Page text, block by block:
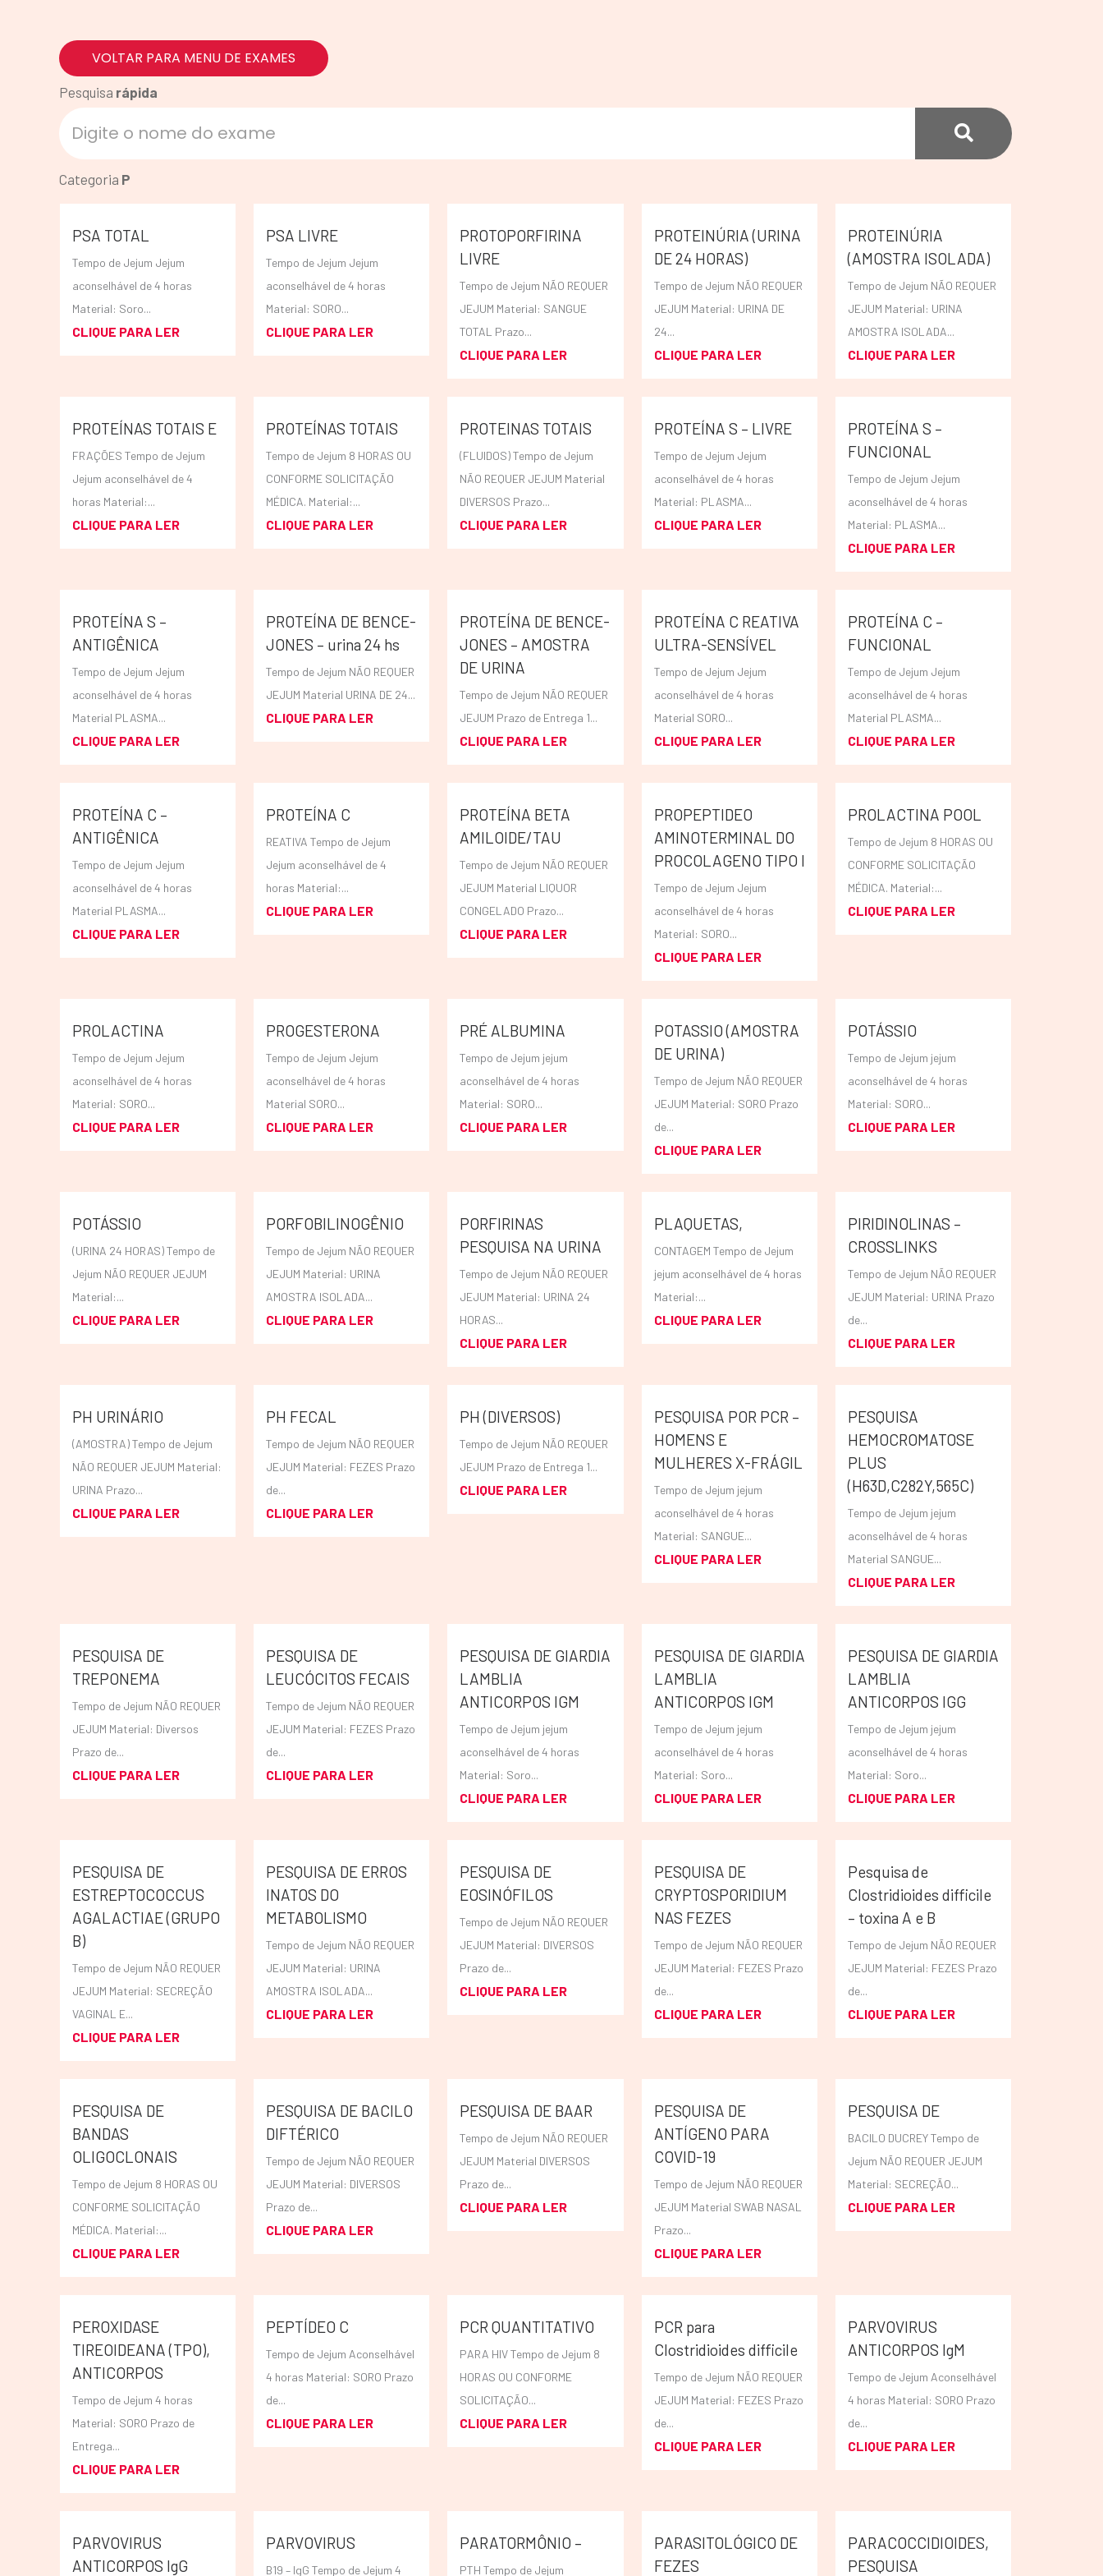
VOLTAR PARA MENU DE EXAMES
Pesquisa rápida
Categoria P
PSA TOTAL
Tempo de Jejum Jejum
aconselhável de 4 horas
Material: Soro...
CLIQUE PARA LER
PSA LIVRE
Tempo de Jejum Jejum
aconselhável de 4 horas
Material: SORO...
CLIQUE PARA LER
PROTOPORFIRINA
LIVRE
Tempo de Jejum NÃO REQUER
JEJUM Material: SANGUE
TOTAL Prazo...
CLIQUE PARA LER
PROTEINÚRIA (URINA
DE 24 HORAS)
Tempo de Jejum NÃO REQUER
JEJUM Material: URINA DE
24...
CLIQUE PARA LER
PROTEINÚRIA
(AMOSTRA ISOLADA)
Tempo de Jejum NÃO REQUER
JEJUM Material: URINA
AMOSTRA ISOLADA...
CLIQUE PARA LER
PROTEÍNAS TOTAIS E
FRAÇÕES Tempo de Jejum
Jejum aconselhável de 4
horas Material:...
CLIQUE PARA LER
PROTEÍNAS TOTAIS
Tempo de Jejum 8 HORAS OU
CONFORME SOLICITAÇÃO
MÉDICA. Material:...
CLIQUE PARA LER
PROTEINAS TOTAIS
(FLUIDOS) Tempo de Jejum
NÃO REQUER JEJUM Material
DIVERSOS Prazo...
CLIQUE PARA LER
PROTEÍNA S – LIVRE
Tempo de Jejum Jejum
aconselhável de 4 horas
Material: PLASMA...
CLIQUE PARA LER
PROTEÍNA S –
FUNCIONAL
Tempo de Jejum Jejum
aconselhável de 4 horas
Material: PLASMA...
CLIQUE PARA LER
PROTEÍNA S –
ANTIGÊNICA
Tempo de Jejum Jejum
aconselhável de 4 horas
Material PLASMA...
CLIQUE PARA LER
PROTEÍNA DE BENCE-
JONES – urina 24 hs
Tempo de Jejum NÃO REQUER
JEJUM Material URINA DE 24...
CLIQUE PARA LER
PROTEÍNA DE BENCE-
JONES – AMOSTRA
DE URINA
Tempo de Jejum NÃO REQUER
JEJUM Prazo de Entrega 1...
CLIQUE PARA LER
PROTEÍNA C REATIVA
ULTRA-SENSÍVEL
Tempo de Jejum Jejum
aconselhável de 4 horas
Material SORO...
CLIQUE PARA LER
PROTEÍNA C –
FUNCIONAL
Tempo de Jejum Jejum
aconselhável de 4 horas
Material PLASMA...
CLIQUE PARA LER
PROTEÍNA C –
ANTIGÊNICA
Tempo de Jejum Jejum
aconselhável de 4 horas
Material PLASMA...
CLIQUE PARA LER
PROTEÍNA C
REATIVA Tempo de Jejum
Jejum aconselhável de 4
horas Material:...
CLIQUE PARA LER
PROTEÍNA BETA
AMILOIDE/TAU
Tempo de Jejum NÃO REQUER
JEJUM Material LIQUOR
CONGELADO Prazo...
CLIQUE PARA LER
PROPEPTIDEO
AMINOTERMINAL DO
PROCOLAGENO TIPO I
Tempo de Jejum Jejum
aconselhável de 4 horas
Material: SORO...
CLIQUE PARA LER
PROLACTINA POOL
Tempo de Jejum 8 HORAS OU
CONFORME SOLICITAÇÃO
MÉDICA. Material:...
CLIQUE PARA LER
PROLACTINA
Tempo de Jejum Jejum
aconselhável de 4 horas
Material: SORO...
CLIQUE PARA LER
PROGESTERONA
Tempo de Jejum Jejum
aconselhável de 4 horas
Material SORO...
CLIQUE PARA LER
PRÉ ALBUMINA
Tempo de Jejum jejum
aconselhável de 4 horas
Material: SORO...
CLIQUE PARA LER
POTASSIO (AMOSTRA
DE URINA)
Tempo de Jejum NÃO REQUER
JEJUM Material: SORO Prazo
de...
CLIQUE PARA LER
POTÁSSIO
Tempo de Jejum jejum
aconselhável de 4 horas
Material: SORO...
CLIQUE PARA LER
POTÁSSIO
(URINA 24 HORAS) Tempo de
Jejum NÃO REQUER JEJUM
Material:...
CLIQUE PARA LER
PORFOBILINOGÊNIO
Tempo de Jejum NÃO REQUER
JEJUM Material: URINA
AMOSTRA ISOLADA...
CLIQUE PARA LER
PORFIRINAS
PESQUISA NA URINA
Tempo de Jejum NÃO REQUER
JEJUM Material: URINA 24
HORAS...
CLIQUE PARA LER
PLAQUETAS,
CONTAGEM Tempo de Jejum
jejum aconselhável de 4 horas
Material:...
CLIQUE PARA LER
PIRIDINOLINAS –
CROSSLINKS
Tempo de Jejum NÃO REQUER
JEJUM Material: URINA Prazo
de...
CLIQUE PARA LER
PH URINÁRIO
(AMOSTRA) Tempo de Jejum
NÃO REQUER JEJUM Material:
URINA Prazo...
CLIQUE PARA LER
PH FECAL
Tempo de Jejum NÃO REQUER
JEJUM Material: FEZES Prazo
de...
CLIQUE PARA LER
PH (DIVERSOS)
Tempo de Jejum NÃO REQUER
JEJUM Prazo de Entrega 1...
CLIQUE PARA LER
PESQUISA POR PCR –
HOMENS E
MULHERES X-FRÁGIL
Tempo de Jejum jejum
aconselhável de 4 horas
Material: SANGUE...
CLIQUE PARA LER
PESQUISA
HEMOCROMATOSE
PLUS
(H63D,C282Y,565C)
Tempo de Jejum jejum
aconselhável de 4 horas
Material SANGUE...
CLIQUE PARA LER
PESQUISA DE
TREPONEMA
Tempo de Jejum NÃO REQUER
JEJUM Material: Diversos
Prazo de...
CLIQUE PARA LER
PESQUISA DE
LEUCÓCITOS FECAIS
Tempo de Jejum NÃO REQUER
JEJUM Material: FEZES Prazo
de...
CLIQUE PARA LER
PESQUISA DE GIARDIA
LAMBLIA
ANTICORPOS IGM
Tempo de Jejum jejum
aconselhável de 4 horas
Material: Soro...
CLIQUE PARA LER
PESQUISA DE GIARDIA
LAMBLIA
ANTICORPOS IGM
Tempo de Jejum jejum
aconselhável de 4 horas
Material: Soro...
CLIQUE PARA LER
PESQUISA DE GIARDIA
LAMBLIA
ANTICORPOS IGG
Tempo de Jejum jejum
aconselhável de 4 horas
Material: Soro...
CLIQUE PARA LER
PESQUISA DE
ESTREPTOCOCCUS
AGALACTIAE (GRUPO
B)
Tempo de Jejum NÃO REQUER
JEJUM Material: SECREÇÃO
VAGINAL E...
CLIQUE PARA LER
PESQUISA DE ERROS
INATOS DO
METABOLISMO
Tempo de Jejum NÃO REQUER
JEJUM Material: URINA
AMOSTRA ISOLADA...
CLIQUE PARA LER
PESQUISA DE
EOSINÓFILOS
Tempo de Jejum NÃO REQUER
JEJUM Material: DIVERSOS
Prazo de...
CLIQUE PARA LER
PESQUISA DE
CRYPTOSPORIDIUM
NAS FEZES
Tempo de Jejum NÃO REQUER
JEJUM Material: FEZES Prazo
de...
CLIQUE PARA LER
Pesquisa de
Clostridioides difficile
– toxina A e B
Tempo de Jejum NÃO REQUER
JEJUM Material: FEZES Prazo
de...
CLIQUE PARA LER
PESQUISA DE
BANDAS
OLIGOCLONAIS
Tempo de Jejum 8 HORAS OU
CONFORME SOLICITAÇÃO
MÉDICA. Material:...
CLIQUE PARA LER
PESQUISA DE BACILO
DIFTÉRICO
Tempo de Jejum NÃO REQUER
JEJUM Material: DIVERSOS
Prazo de...
CLIQUE PARA LER
PESQUISA DE BAAR
Tempo de Jejum NÃO REQUER
JEJUM Material DIVERSOS
Prazo de...
CLIQUE PARA LER
PESQUISA DE
ANTÍGENO PARA
COVID-19
Tempo de Jejum NÃO REQUER
JEJUM Material SWAB NASAL
Prazo...
CLIQUE PARA LER
PESQUISA DE
BACILO DUCREY Tempo de
Jejum NÃO REQUER JEJUM
Material: SECREÇÃO...
CLIQUE PARA LER
PEROXIDASE
TIREOIDEANA (TPO),
ANTICORPOS
Tempo de Jejum 4 horas
Material: SORO Prazo de
Entrega...
CLIQUE PARA LER
PEPTÍDEO C
Tempo de Jejum Aconselhável
4 horas Material: SORO Prazo
de...
CLIQUE PARA LER
PCR QUANTITATIVO
PARA HIV Tempo de Jejum 8
HORAS OU CONFORME
SOLICITAÇÃO...
CLIQUE PARA LER
PCR para
Clostridioides difficile
Tempo de Jejum NÃO REQUER
JEJUM Material: FEZES Prazo
de...
CLIQUE PARA LER
PARVOVIRUS
ANTICORPOS IgM
Tempo de Jejum Aconselhável
4 horas Material: SORO Prazo
de...
CLIQUE PARA LER
PARVOVIRUS
ANTICORPOS IgG
PARVOVIRUS
B19 – IgG Tempo de Jejum 4
PARATORMÔNIO –
PTH Tempo de Jejum
PARASITOLÓGICO DE
FEZES
PARACOCCIDIOIDES,
PESQUISA